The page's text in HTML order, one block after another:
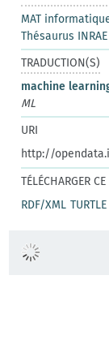
MAT
Thésaurus INRAE
TRADUCTION(S)
machine
ML
URI
http://
TÉLÉCHARGER
RDF/XML TURTLE